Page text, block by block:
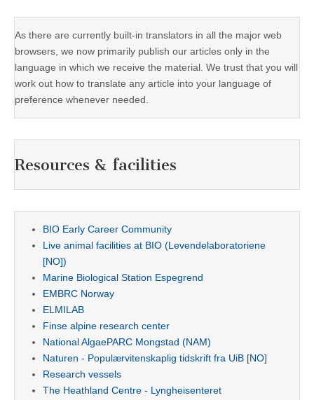
As there are currently built-in translators in all the major web
browsers, we now primarily publish our articles only in the
language in which we receive the material. We trust that you will
work out how to translate any article into your language of
preference whenever needed.
Resources & facilities
BIO Early Career Community
Live animal facilities at BIO (Levendelaboratoriene
[NO])
Marine Biological Station Espegrend
EMBRC Norway
ELMILAB
Finse alpine research center
National AlgaePARC Mongstad (NAM)
Naturen - Populærvitenskaplig tidskrift fra UiB [NO]
Research vessels
The Heathland Centre - Lyngheisenteret